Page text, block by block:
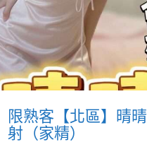
限熟客【北區】晴晴
射（家精）